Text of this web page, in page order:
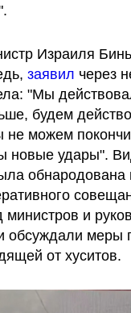
Израиля
заявил через
"Мы
будем
можем
новые удары".
обнародована
министров и
обсуждали меры
от хуситов.